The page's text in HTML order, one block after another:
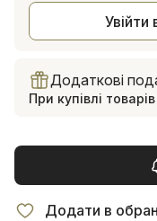
Увійти
Додаткові
При купівлі
Додати в